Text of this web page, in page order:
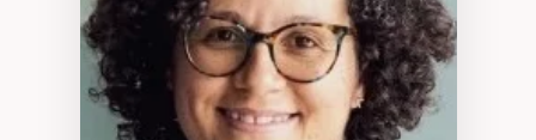
Interventions organisationnelles
Comportement organisationnel
(mobilisation au travail)
Recherche qualitative
Éthique des affaires